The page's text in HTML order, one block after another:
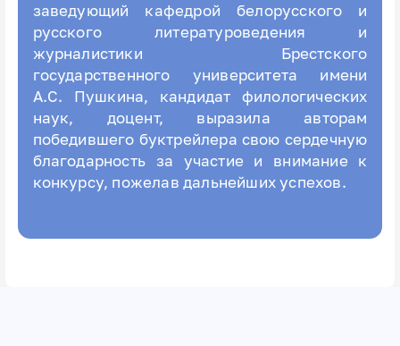
заведующий кафедрой белорусского и
русского литературоведения и
журналистики Брестского
государственного университета имени
А.С. Пушкина, кандидат филологических
наук, доцент, выразила авторам
победившего буктрейлера свою сердечную
благодарность за участие и внимание к
конкурсу, пожелав дальнейших успехов.